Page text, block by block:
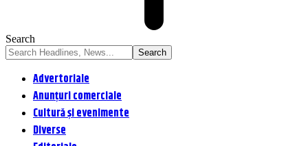
Search
Advertoriale
Anunțuri comerciale
Cultură și evenimente
Diverse